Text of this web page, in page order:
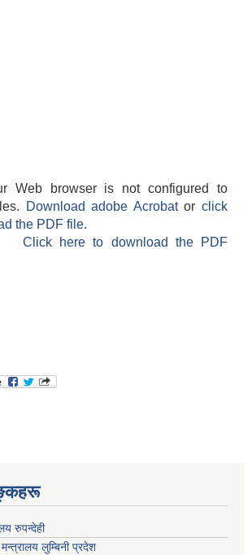
Web browser is not configured to
Download adobe Acrobatorclick
the PDF file.
Click here to download the PDF
रुपन्देही
मन्त्रालय लुम्बिनी प्रदेश